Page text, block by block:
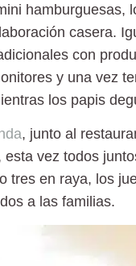
hamburguesas,
casera.
con
y una vez
los papis
, junto al
vez todos
tres en raya, los
a las familias.